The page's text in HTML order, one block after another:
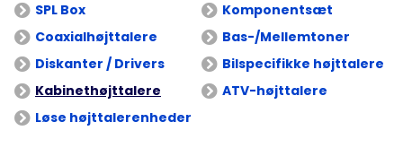
SPL Box
Komponentsæt
Coaxialhøjttalere
Bas-/Mellemtoner
Diskanter / Drivers
Bilspecifikke højttalere
Kabinethøjttalere
ATV-højttalere
Løse højttalerenheder